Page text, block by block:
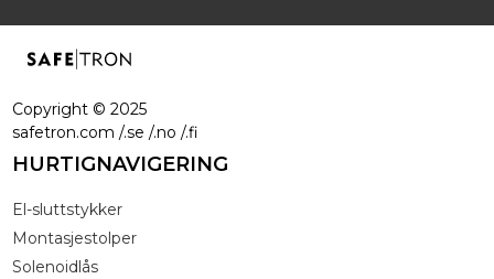
Copyright ©2025
safetron.com /.se /.no /.fi
HURTIGNAVIGERING
El-sluttstykker
Montasjestolper
Solenoidlås